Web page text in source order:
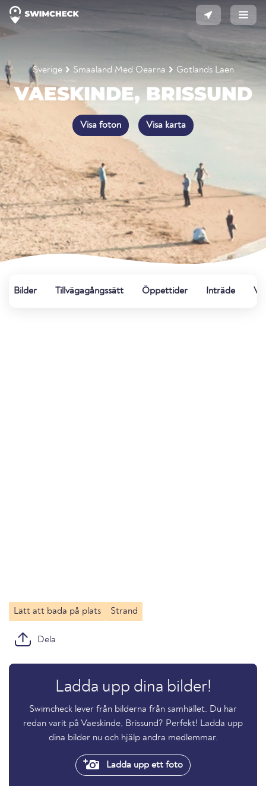
Sverige Smaaland Med Oearna Gotlands Laen
VAESKINDE, BRISSUND
Visa foton Visa karta
Bilder Tillvägagångssätt Öppettider Inträde
Lätt att bada på plats Strand
Dela
Ladda upp dina bilder!
Swimcheck lever från bilderna från samhället. Du har
redan varit på Vaeskinde, Brissund? Perfekt! Ladda upp
dina bilder nu och hjälp andra medlemmar.
Ladda upp ett foto